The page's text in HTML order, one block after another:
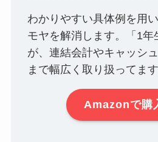
わかりやすい具体例を用
モヤを解消します。「1年
が、連結会計やキャッシ
まで幅広く取り扱ってます
Amazonで購